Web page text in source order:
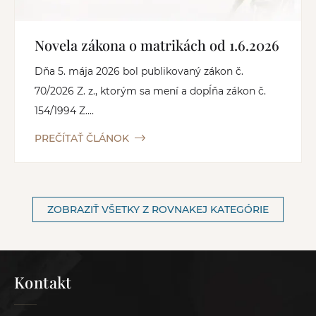
Novela zákona o matrikách od 1.6.2026
Dňa 5. mája 2026 bol publikovaný zákon č.
70/2026 Z. z., ktorým sa mení a dopĺňa zákon č.
154/1994 Z....
PREČÍTAŤ ČLÁNOK
ZOBRAZIŤ VŠETKY Z ROVNAKEJ KATEGÓRIE
Kontakt